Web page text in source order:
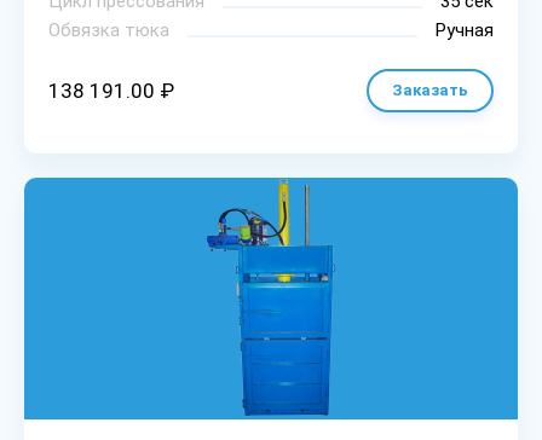
Oбвязкa тюкa
Ручная
138 191.00 ₽ Заказать